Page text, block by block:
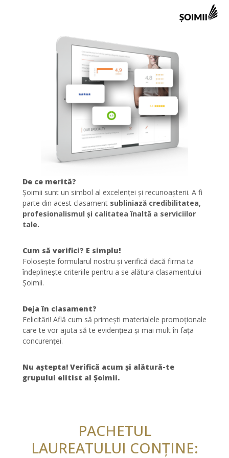
De ce merită?
Șoimii sunt un simbol al excelenței și recunoașterii. A fi
parte din acest clasamentsubliniază credibilitatea,
profesionalismul și calitatea înaltă a serviciilor
tale.
Cum să verifici? E simplu!
Folosește formularul nostru și verifică dacă firma ta
îndeplinește criteriile pentru a se alătura clasamentului
Șoimii.
Deja în clasament?
Felicitări! Află cum să primești materialele promoționale
care te vor ajuta să te evidențiezi și mai mult în fața
concurenței.
Nu aștepta! Verifică acum și alătură-te
grupului elitist al Șoimii.
PACHETUL
LAUREATULUI CONȚINE: